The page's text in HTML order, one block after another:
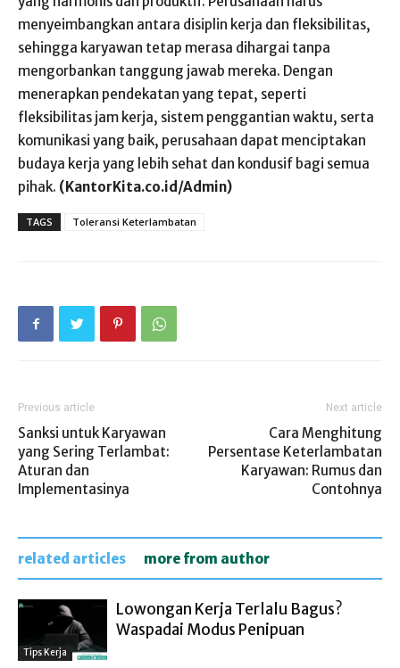
menyeimbangkan antara disiplin kerja dan fleksibilitas,
sehingga karyawan tetap merasa dihargai tanpa
mengorbankan tanggung jawab mereka. Dengan
menerapkan pendekatan yang tepat, seperti
fleksibilitas jam kerja, sistem penggantian waktu, serta
komunikasi yang baik, perusahaan dapat menciptakan
budaya kerja yang lebih sehat dan kondusif bagi semua
pihak. (KantorKita.co.id/Admin)
TAGS Toleransi Keterlambatan
Previous article
Sanksi untuk Karyawan
yang Sering Terlambat:
Aturan dan
Implementasinya
Next article
Cara Menghitung
Persentase Keterlambatan
Karyawan: Rumus dan
Contohnya
related articles more from author
Tips Kerja
Lowongan Kerja Terlalu Bagus?
Waspadai Modus Penipuan